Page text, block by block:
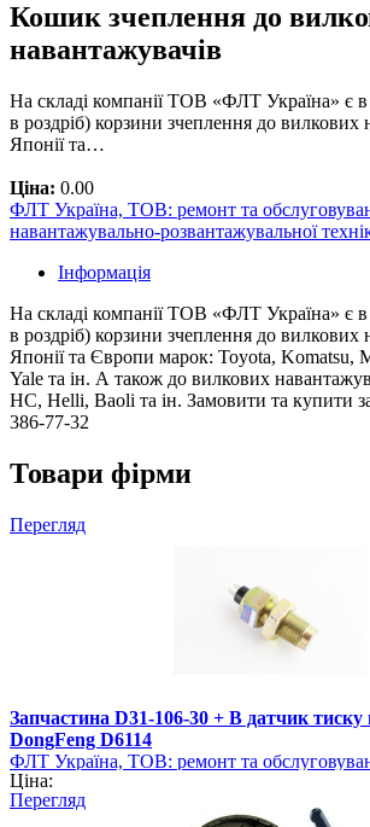
Кошик зчеплення до
навантажувачів
На складі компанії ТОВ «ФЛТ Україна» є в
в роздріб) корзини зчеплення до вилкових
Японії та…
Ціна: 0.00
ФЛТ Україна, ТОВ: ремонт та
навантажувально-розвантажувальної
Інформація
На складі компанії ТОВ «ФЛТ Україна» є в
в роздріб) корзини зчеплення до вилкових
Японії та Європи марок: Toyota, Komatsu,
Yale та ін. А також до вилкових
HC, Helli, Baoli та ін. Замовити та купити
386-77-32
Товари фірми
Перегляд
Запчастина D31-106-30 + B датчик
DongFeng D6114
ФЛТ Україна, ТОВ: ремонт та
навантажувально-розвантажувальної
Ціна:
Перегляд